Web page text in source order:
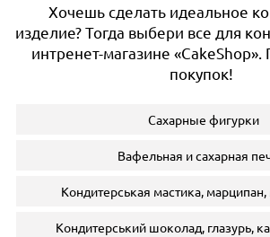
Хочешь сделать идеальное
изделие? Тогда выбери все для
интренет-магазине
покупок!
Сахарные фигурки
Вафельная и сахарная
Кондитерськая мастика,
Кондитерський шоколад, глазурь,